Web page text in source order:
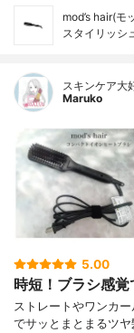
mod’s hair(モ
スタイリッシ
スキンケア大
Maruko
5.00
時短！ブラシ感覚
ストレートやワンカ
でサッとまとまるツ